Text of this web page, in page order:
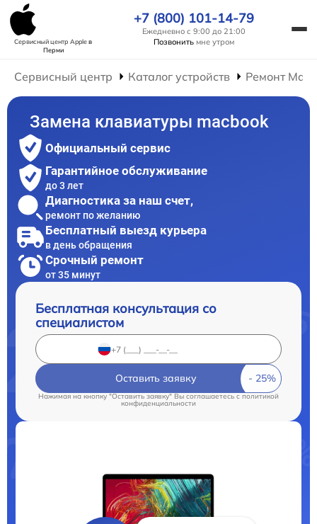
Сервисный центр Appleв
Перми
+7 (800) 101-14-79
Ежедневно с 9:00 до 21:00
Позвонить мне утром
Сервисный центр Каталог устройств Ремонт
Замена клавиатуры macbook
Официальный сервис
Гарантийное обслуживание
до 3 лет
Диагностика за наш счет,
ремонт по желанию
Бесплатный выезд курьера
в день обращения
Срочный ремонт
от 35 минут
Бесплатная консультация со
специалистом
Оставить заявку
Нажимая на кнопку "Оставить заявку" Вы соглашаетесь cполитикой
конфиденциальности